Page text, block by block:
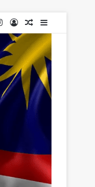
Instagram
Log InRandom Article